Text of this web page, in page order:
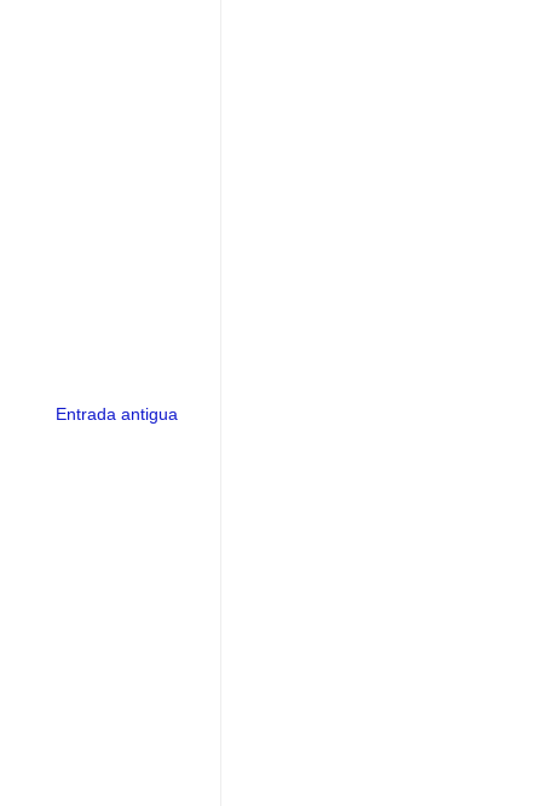
Entrada antigua